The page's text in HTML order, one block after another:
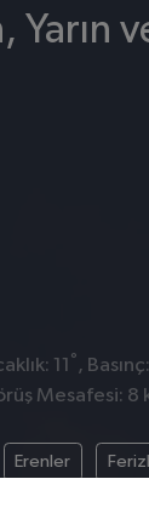
Yarın
11 ° ,
Mesafesi: 8
Erenler